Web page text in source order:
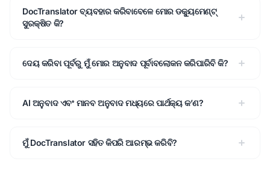
DocTranslator ବ୍ୟବହାର କରିବାବେଳେ ମୋର ଡକ୍ୟୁମେଣ୍ଟ୍
ସୁରକ୍ଷିତ କି?
ଦେୟ କରିବା ପୂର୍ବରୁ ମୁଁ ମୋର ଅନୁବାଦ ପୂର୍ବାବଲୋକନ କରିପାରିବି କି?
AI ଅନୁବାଦ ଏବଂ ମାନବ ଅନୁବାଦ ମଧ୍ୟରେ ପାର୍ଥକ୍ୟ କ’ଣ?
ମୁଁ DocTranslator ସହିତ କିପରି ଆରମ୍ଭ କରିବି?